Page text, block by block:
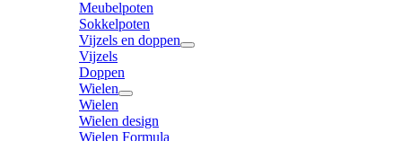
Meubelpoten
Sokkelpoten
Vijzels en doppen
Vijzels
Doppen
Wielen
Wielen
Wielen design
Wielen Formula